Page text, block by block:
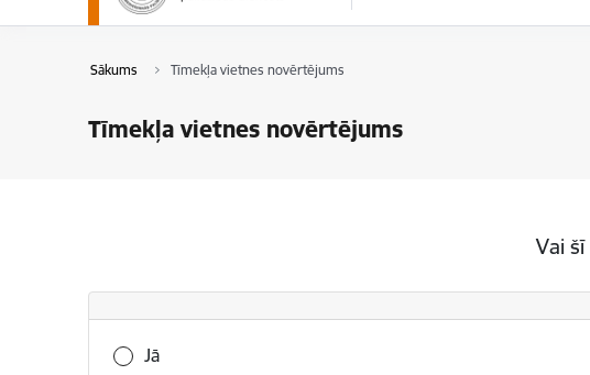
Sākums Tīmekļa vietnes novērtējums
Tīmekļa vietnes novērtējums
Vai
Vai šī informācija bija noderīga?
Jā